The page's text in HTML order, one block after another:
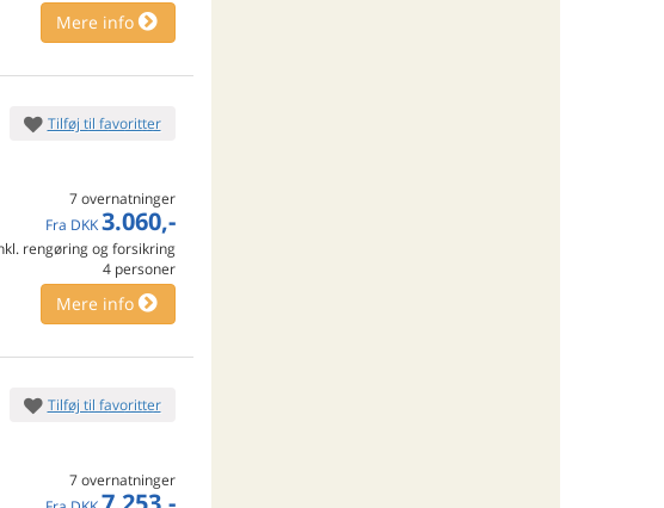
Mere info
Tilføj til favoritter
7 overnatninger
Fra DKK 3.060,-
rengøring og forsikring
4 personer
Mere info
Tilføj til favoritter
7 overnatninger